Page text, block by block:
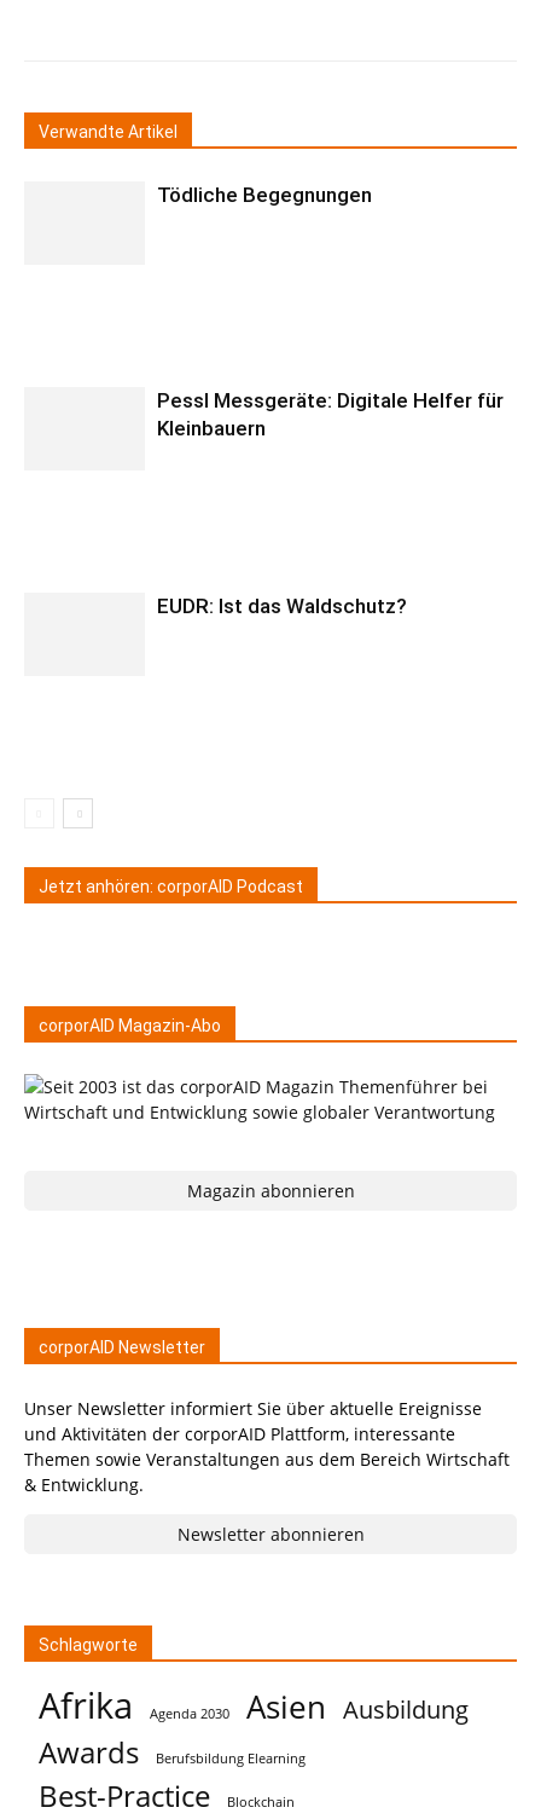
Verwandte Artikel
Tödliche Begegnungen
Pessl Messgeräte: Digitale Helfer für
Kleinbauern
EUDR: Ist das Waldschutz?
Jetzt anhören: corporAID Podcast
corporAID Magazin-Abo
Magazin abonnieren
corporAID Newsletter
Unser Newsletter informiert Sie über aktuelle Ereignisse
und Aktivitäten der corporAID Plattform, interessante
Themen sowie Veranstaltungen aus dem Bereich Wirtschaft
& Entwicklung.
Newsletter abonnieren
Schlagworte
Afrika Agenda 2030 Asien Ausbildung
Awards Berufsbildung Elearning
Best-Practice Blockchain